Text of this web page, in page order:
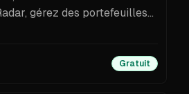
gérez des portefeuilles
Gratuit